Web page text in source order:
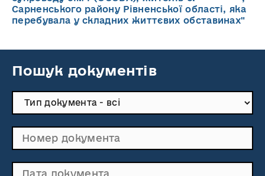
Сарненського району Рівненської області, яка
перебувала у складних життєвих обставинах"
Пошук документів